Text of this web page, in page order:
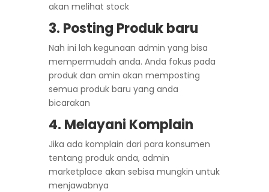
akan melihat stock
3. Posting Produk baru
Nah ini lah kegunaan admin yang bisa
mempermudah anda. Anda fokus pada
produk dan amin akan memposting
semua produk baru yang anda
bicarakan
4. Melayani Komplain
Jika ada komplain dari para konsumen
tentang produk anda, admin
marketplace akan sebisa mungkin untuk
menjawabnya